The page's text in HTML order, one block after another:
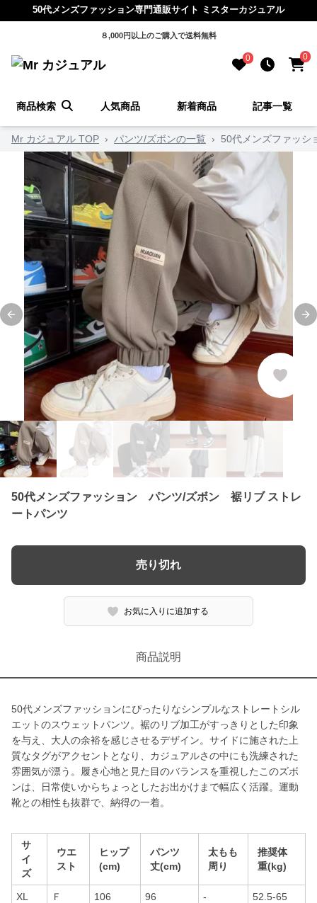
50代メンズファッション専門通販サイト ミスターカジュアル
８,000円以上のご購入で送料無料
0 0
商品検索 人気商品 新着商品 記事一覧
Mr カジュアル TOP › パンツ/ズボンの一覧 › 50代メンズファッ
Previous slide
50代メンズファッション パンツ/ズボン 裾リブ ストレ
ートパンツ
売り切れ
お気に入りに追加する
商品説明
50代メンズファッションにぴったりなシンプルなストレートシル
エットのスウェットパンツ。裾のリブ加工がすっきりとした印象
を与え、大人の余裕を感じさせるデザイン。サイドに施された上
質なタグがアクセントとなり、カジュアルさの中にも洗練された
雰囲気が漂う。履き心地と見た目のバランスを重視したこのズボ
ンは、日常使いからちょっとしたお出かけまで幅広く活躍。運動
靴との相性も抜群で、納得の一着。
サ
イ
ズ
ウエ
スト
ヒップ
(cm)
パンツ
丈(cm)
太もも
周り
推奨体
重(kg)
XL Ｆ 106 96 - 52.5-65